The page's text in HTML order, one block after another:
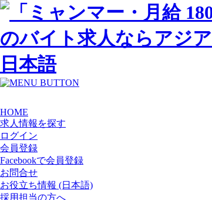
日本語
HOME
求人情報を探す
ログイン
会員登録
Facebookで会員登録
お問合せ
お役立ち情報 (日本語)
採用担当の方へ